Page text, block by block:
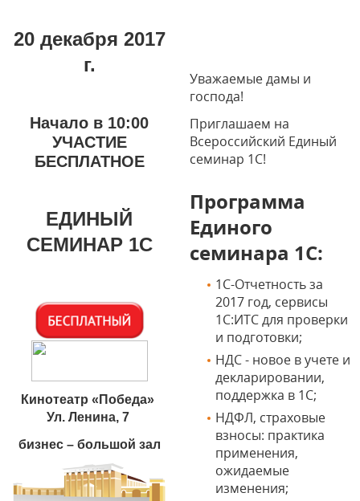
20 декабря 2017
г.
Начало в 10:00
УЧАСТИЕ
БЕСПЛАТНОЕ
ЕДИНЫЙ
СЕМИНАР 1С
Кинотеатр «Победа»
Ул. Ленина, 7
бизнес – большой зал
Уважаемые дамы и
господа!
Приглашаем на
Всероссийский Единый
семинар 1С!
Программа
Единого
семинара 1С:
1С-Отчетность за
2017 год, сервисы
1С:ИТС для проверки
и подготовки;
НДС - новое в учете и
декларировании,
поддержка в 1С;
НДФЛ, страховые
взносы: практика
применения,
ожидаемые
изменения;